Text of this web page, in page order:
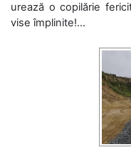
urează o copilărie
vise împlinite!...